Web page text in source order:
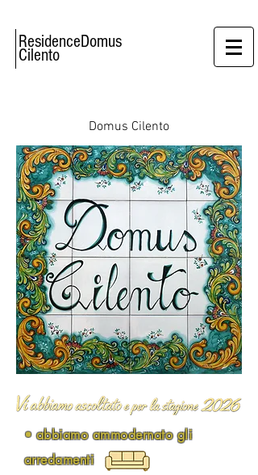
ResidenceDomus
Cilento
Domus Cilento
• abbiamo ammodernato gli
arredamenti